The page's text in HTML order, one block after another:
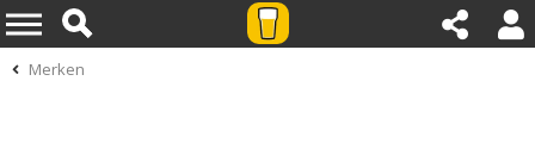
Merken